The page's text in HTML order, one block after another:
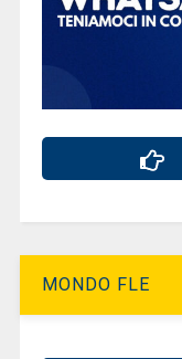
MONDO FLE